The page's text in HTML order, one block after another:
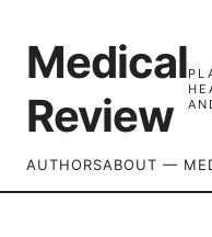
Medical
Review
AUTHORSABOUT —